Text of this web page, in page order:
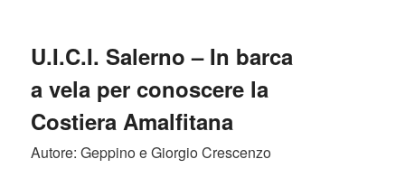
U.I.C.I. Salerno – In barca
a vela per conoscere la
Costiera Amalfitana
Autore: Geppino e Giorgio Crescenzo